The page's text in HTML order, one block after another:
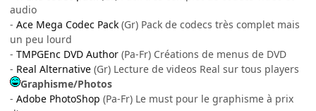
audio
- Ace Mega Codec Pack (Gr) Pack de codecs très complet mais
un peu lourd
- TMPGEnc DVD Author (Pa-Fr) Créations de menus de DVD
- Real Alternative (Gr) Lecture de videos Real sur tous players
Graphisme/Photos
- Adobe PhotoShop (Pa-Fr) Le must pour le graphisme à prix